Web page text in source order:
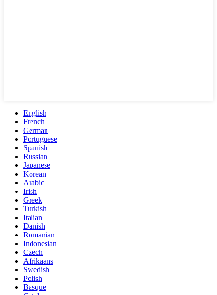
English
French
German
Portuguese
Spanish
Russian
Japanese
Korean
Arabic
Irish
Greek
Turkish
Italian
Danish
Romanian
Indonesian
Czech
Afrikaans
Swedish
Polish
Basque